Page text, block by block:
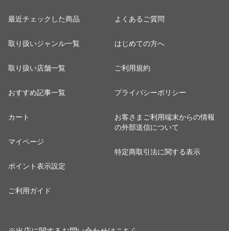
最近チェックした商品
取り扱いジャンル一覧
取り扱い店舗一覧
おすすめ記事一覧
カート
マイページ
ポイント表示設定
ご利用ガイド
よくあるご質問
はじめての方へ
ご利用規約
プライバシーポリシー
お客さまご利用端末からの情報
の外部送信について
特定商取引法に関する表示